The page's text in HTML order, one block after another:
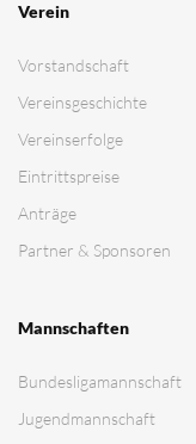
Verein
Vorstandschaft
Vereinsgeschichte
Vereinserfolge
Eintrittspreise
Anträge
Partner & Sponsoren
Mannschaften
Bundesligamannschaft
Jugendmannschaft